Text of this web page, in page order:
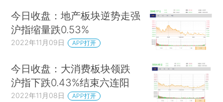
今日收盘：地产板块逆势走强
沪指缩量跌0.53%
2022年11月09日 APP打开
今日收盘：大消费板块领跌
沪指下跌0.43%结束六连阳
2022年11月08日 APP打开